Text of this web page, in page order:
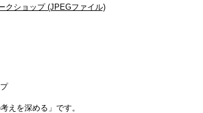
クショップ (JPEGファイル)
えを深める」です。